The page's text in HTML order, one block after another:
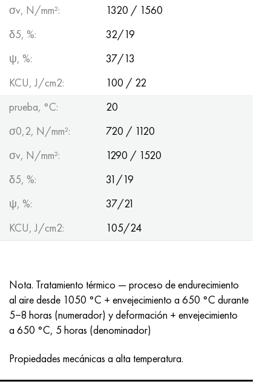
σv, N/mm²:
1320 / 1560
δ5, %:
32/19
ψ, %:
37/13
KCU, J/cm2:
100 / 22
prueba, °C:
20
σ0,2, N/mm²:
720 / 1120
σv, N/mm²:
1290 / 1520
δ5, %:
31/19
ψ, %:
37/21
KCU, J/cm2:
105/24
Nota. Tratamiento térmico — proceso de endurecimiento
al aire desde 1050 °C + envejecimiento a 650 °C durante
5−8 horas (numerador) y deformación + envejecimiento
a 650 °C, 5 horas (denominador)
Propiedades mecánicas a alta temperatura.